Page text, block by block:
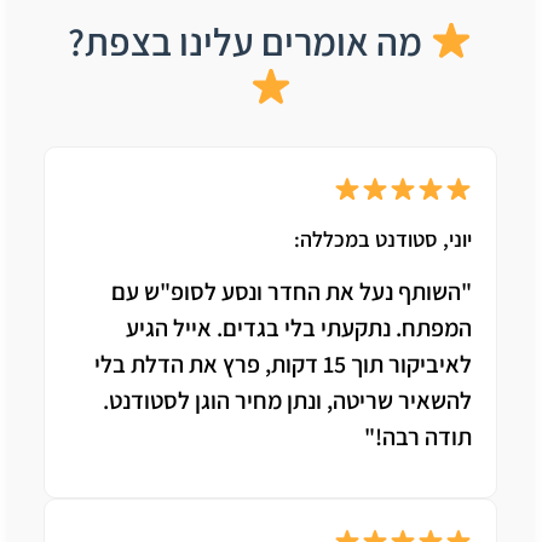
מה אומרים עלינו בצפת?
יוני, סטודנט במכללה:
"השותף נעל את החדר ונסע לסופ"ש עם
המפתח. נתקעתי בלי בגדים. אייל הגיע
לאיביקור תוך 15 דקות, פרץ את הדלת בלי
להשאיר שריטה, ונתן מחיר הוגן לסטודנט.
תודה רבה!"